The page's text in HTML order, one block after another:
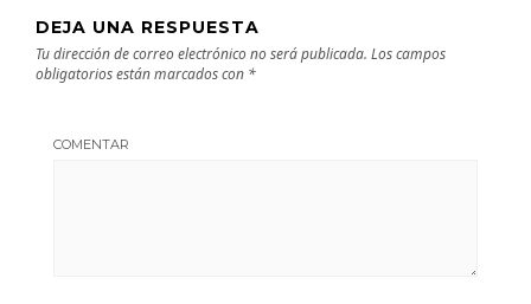
DEJA UNA RESPUESTA
Tu dirección de correo electrónico no será publicada. Los campos
obligatorios están marcados con *
COMENTAR